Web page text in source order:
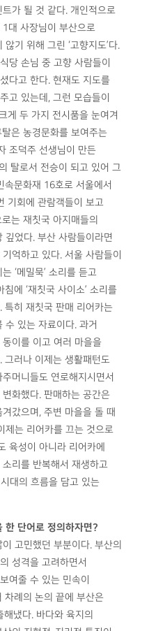
가 될 것 같다. 개인적으로
대 사장님이 부산으로
기 위해 그린 ‘고향지도’다.
당 손님 중 고향 사람들이
다고 한다. 현재도 지도를
고 있는데, 그런 모습들이
게 두 가지 전시품을 눈여겨
은 농경문화를 보여주는
조덕주 선생님이 만든
탈로서 전승이 되고 있어 그
속문화재 16호로 서울에서
기회에 관람객들이 보고
는 재칫국 아지매들의
깊었다. 부산 사람들이라면
억하고 있다. 서울 사람들이
‘메밀묵’ 소리를 듣고
에 ‘재칫국 사이소’ 소리를
특히 재칫국 판매 리어카는
수 있는 자료이다. 과거
이를 이고 여러 마을을
그러나 이제는 생활패턴도
머니들도 연로해지시면서
화했다. 판매하는 공간은
갔으며, 주변 마을을 돌 때
제는 리어카를 끄는 것으로
육성이 아니라 리어카에
리를 반복해서 재생하고
대의 흐름을 담고 있는
한 단어로 정의하자면?
고민했던 부분이다. 부산의
성격을 고려하면서
여줄 수 있는 민속이
차례의 논의 끝에 부산은
해냈다. 바다와 육지의